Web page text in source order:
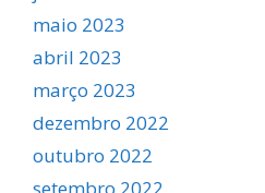
maio 2023
abril 2023
março 2023
dezembro 2022
outubro 2022
setembro 2022